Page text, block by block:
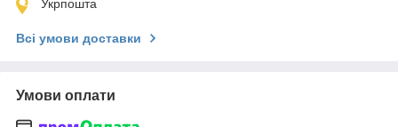
Укрпошта
Всі умови доставки
Умови оплати